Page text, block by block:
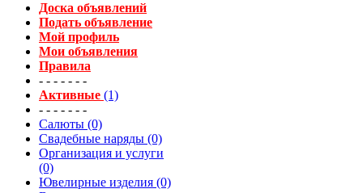
Доска объявлений
Подать объявление
Мой профиль
Мои объявления
Правила
- - - - - - -
Активные (1)
- - - - - - -
Салюты (0)
Свадебные наряды (0)
Организация и услуги
(0)
Ювелирные изделия (0)